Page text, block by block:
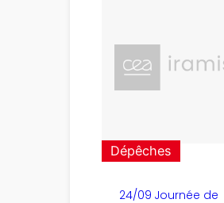
Dépêches
24/09 Journée de